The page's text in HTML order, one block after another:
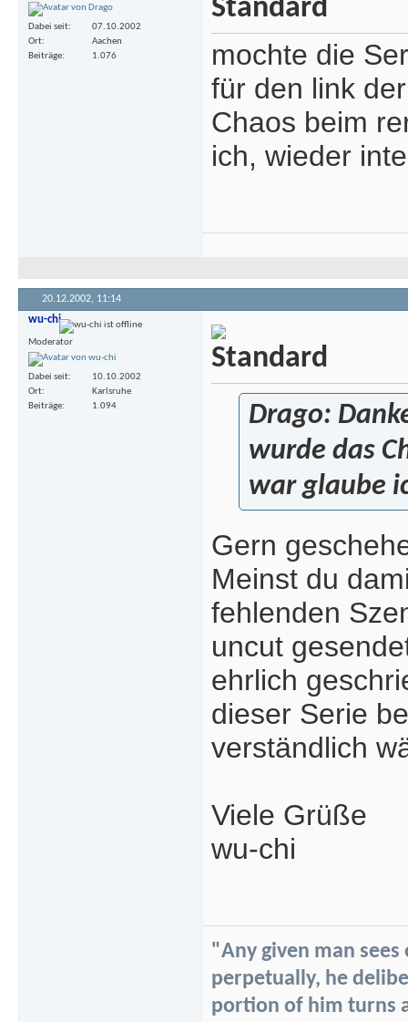
Dabei seit
07.10.2002
Ort
Aachen
Beiträge
1.076
mochte die
für den link
Chaos beim
ich, wieder
20.12.2002, 11:14
wu-chi
Moderator
Dabei seit
10.10.2002
Ort
Karlsruhe
Beiträge
1.094 Drago:
wurde das
war glaube
Gern
Meinst du
fehlenden
uncut
ehrlich
dieser Serie
verständlich
Viele Grüße
wu-chi
"Any given man
perpetually, he
portion of him turns